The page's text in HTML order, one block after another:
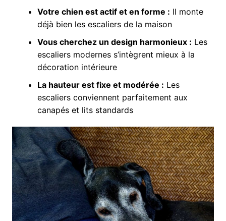
Votre chien est actif et en forme : Il monte
déjà bien les escaliers de la maison
Vous cherchez un design harmonieux : Les
escaliers modernes s’intègrent mieux à la
décoration intérieure
La hauteur est fixe et modérée : Les
escaliers conviennent parfaitement aux
canapés et lits standards